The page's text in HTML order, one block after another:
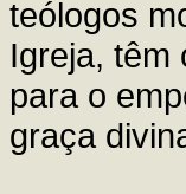
teólogos
Igreja, têm
para o
graça